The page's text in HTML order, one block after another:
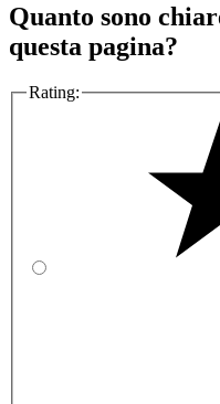
Quanto sono
questa pagina?
Rating: